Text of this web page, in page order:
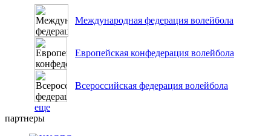
Международная федерация волейбола
Европейская конфедерация волейбола
Всероссийская федерация волейбола
еще
партнеры